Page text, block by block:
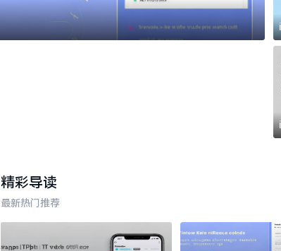
精彩导读
最新热门推荐